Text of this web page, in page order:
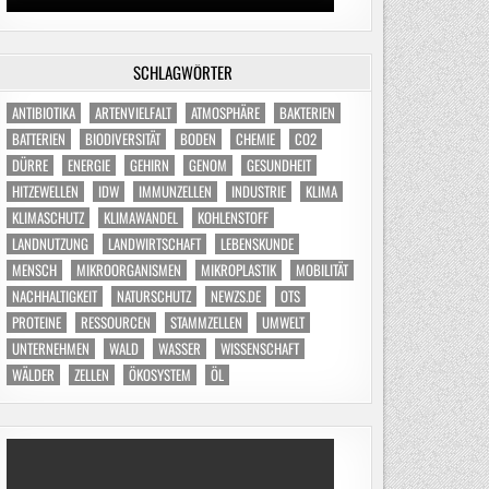
SCHLAGWÖRTER
ANTIBIOTIKA ARTENVIELFALT ATMOSPHÄRE
BAKTERIEN
BATTERIEN
BIODIVERSITÄT BODEN CHEMIE
CO2
DÜRRE
ENERGIE GEHIRN GENOM
GESUNDHEIT
HITZEWELLEN
IDW IMMUNZELLEN INDUSTRIE
KLIMA
KLIMASCHUTZ
KLIMAWANDEL
KOHLENSTOFF
LANDNUTZUNG
LANDWIRTSCHAFT
LEBENSKUNDE
MENSCH
MIKROORGANISMEN MIKROPLASTIK
MOBILITÄT
NACHHALTIGKEIT
NATURSCHUTZ NEWZS.DE
OTS
PROTEINE
RESSOURCEN STAMMZELLEN
UMWELT
UNTERNEHMEN
WALD WASSER
WISSENSCHAFT
WÄLDER
ZELLEN ÖKOSYSTEM ÖL